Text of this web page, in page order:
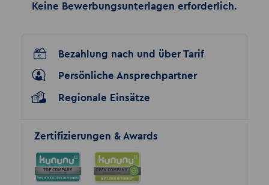
Keine Bewerbungsunterlagen erforderlich.
Bezahlung nach und über Tarif
Persönliche Ansprechpartner
Regionale Einsätze
Zertifizierungen & Awards